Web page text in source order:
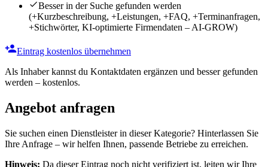
Besser in der Suche gefunden werden
(+Kurzbeschreibung, +Leistungen, +FAQ, +Terminanfragen,
+Stichwörter, KI-optimierte Firmendaten – AI-GROW)
Eintrag kostenlos übernehmen
Als Inhaber kannst du Kontaktdaten ergänzen und besser gefunden
werden – kostenlos.
Angebot anfragen
Sie suchen einen Dienstleister in dieser Kategorie? Hinterlassen Sie
Ihre Anfrage – wir helfen Ihnen, passende Betriebe zu erreichen.
Hinweis: Da dieser Eintrag noch nicht verifiziert ist, leiten wir Ihre